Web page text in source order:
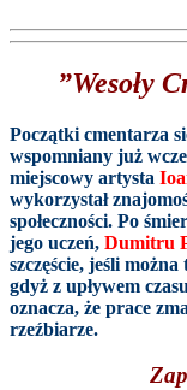
”Wesoły
Początki cmentarza
wspomniany już
miejscowy artysta
wykorzystał
społeczności. Po
jego uczeń, Dumitru
szczęście, jeśli
gdyż z upływem
oznacza, że prace
rzeźbiarze.